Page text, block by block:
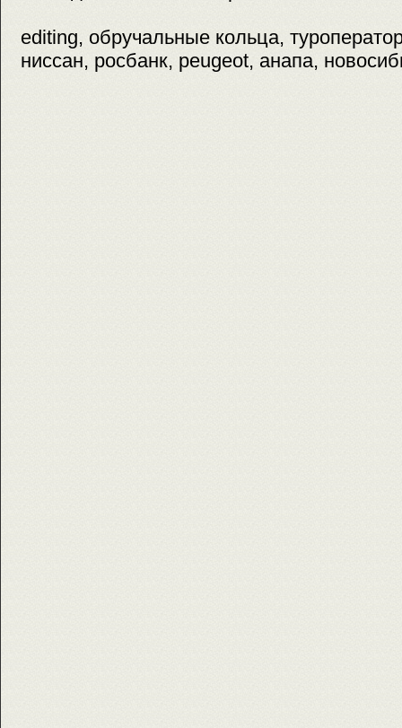
editing, обручальные кольца,
ниссан, росбанк, peugeot, анапа,